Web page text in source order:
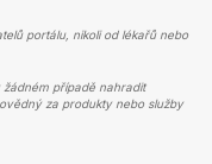
portálu, nikoli od lékařů nebo
případě nahradit
za produkty nebo služby